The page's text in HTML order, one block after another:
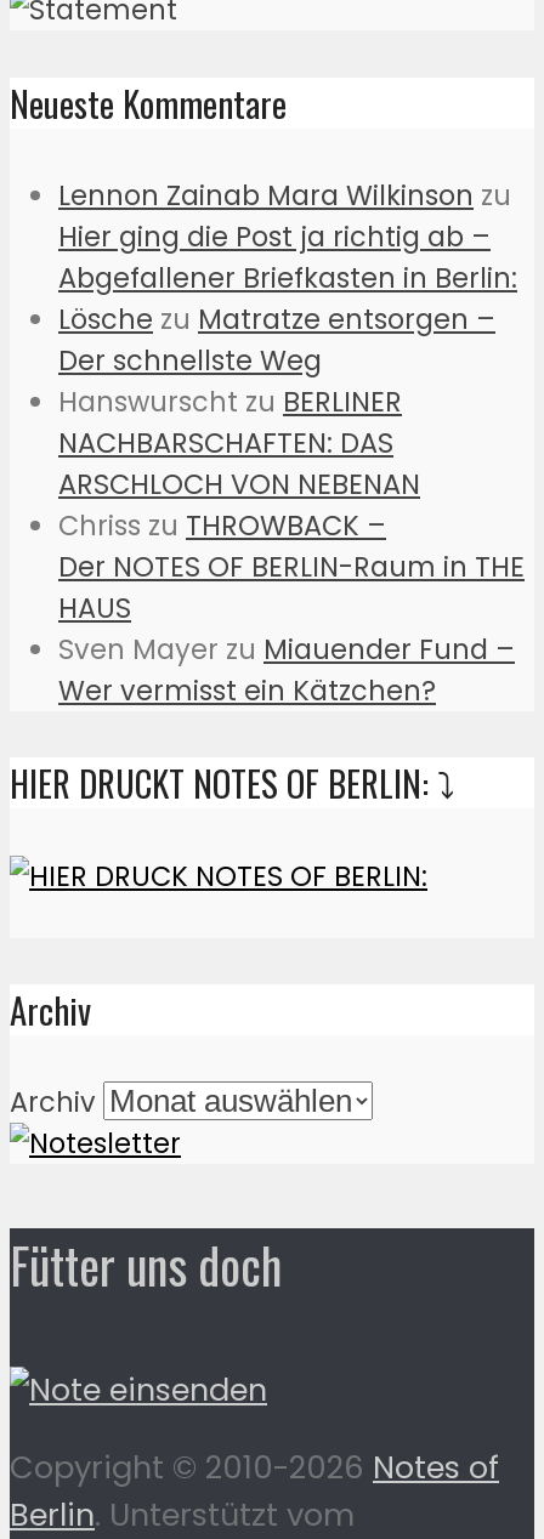
Neueste Kommentare
Lennon Zainab Mara Wilkinson zu
Hier ging die Post ja richtig ab –
Abgefallener Briefkasten in Berlin:
Lösche zu Matratze entsorgen –
Der schnellste Weg
Hanswurscht zu BERLINER
NACHBARSCHAFTEN: DAS
ARSCHLOCH VON NEBENAN
Chriss zu THROWBACK –
Der NOTES OF BERLIN-Raum in THE
HAUS
Sven Mayer zu Miauender Fund –
Wer vermisst ein Kätzchen?
HIER DRUCKT NOTES OF BERLIN: ⤵️
Archiv
Archiv
Fütter uns doch
Copyright © 2010-2026 Notes of
Berlin. Unterstützt vom